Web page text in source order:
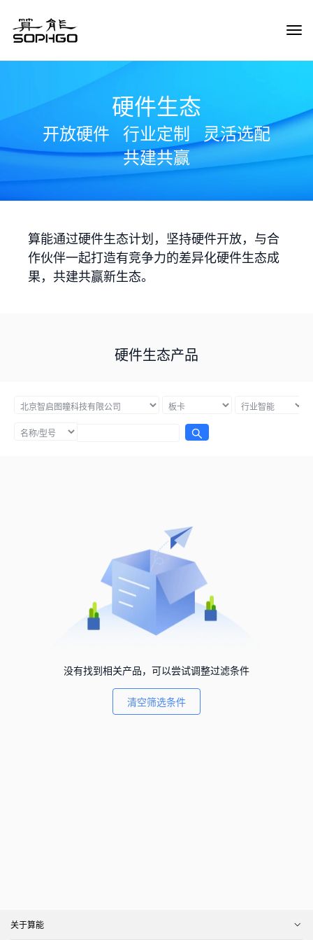
硬件生态
开放硬件 行业定制
灵活选配
共建共赢
算能通过硬件生态计划，坚持硬件开放，与合
作伙伴一起打造有竞争力的差异化硬件生态成
果，共建共赢新生态。
硬件生态产品
没有找到相关产品，可以尝试调整过滤条件
清空筛选条件
关于算能